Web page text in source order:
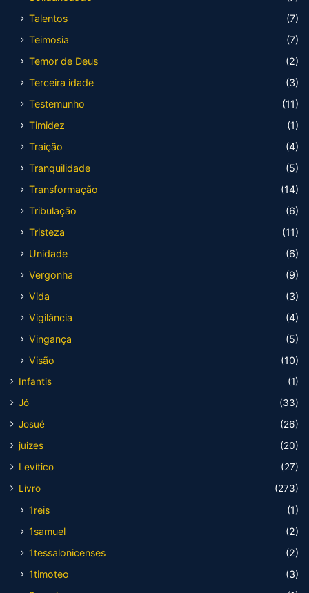
Talentos
(7)
Teimosia
(7)
Temor de Deus
(2)
Terceira idade
(3)
Testemunho
(11)
Timidez
(1)
Traição
(4)
Tranquilidade
(5)
Transformação
(14)
Tribulação
(6)
Tristeza
(11)
Unidade
(6)
Vergonha
(9)
Vida
(3)
Vigilância
(4)
Vingança
(5)
Visão
(10)
Infantis
(1)
Jó
(33)
Josué
(26)
juizes
(20)
Levítico
(27)
Livro
(273)
1reis
(1)
1samuel
(2)
1tessalonicenses
(2)
1timoteo
(3)